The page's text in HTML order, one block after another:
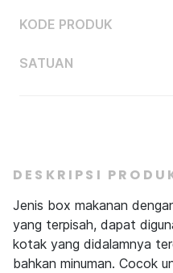
KODE PRODUK
SATUAN
DESKRIPSI
Jenis box makanan
yang terpisah, dapat
kotak yang didalamnya
bahkan minuman. Cocok